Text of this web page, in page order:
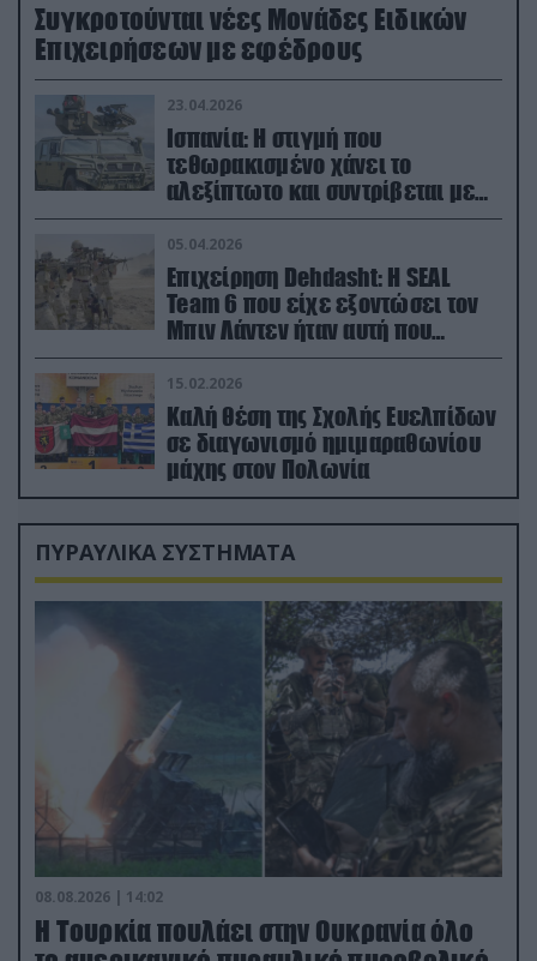
Συγκροτούνται νέες Μονάδες Ειδικών
Επιχειρήσεων με εφέδρους
23.04.2026
Ισπανία: Η στιγμή που
τεθωρακισμένο χάνει το
αλεξίπτωτο και συντρίβεται με
ορμή στο έδαφος (βίντεο)
05.04.2026
Επιχείρηση Dehdasht: Η SEAL
Team 6 που είχε εξοντώσει τον
Μπιν Λάντεν ήταν αυτή που
διέσωσε τον πιλότο του F-15
15.02.2026
Καλή θέση της Σχολής Ευελπίδων
σε διαγωνισμό ημιμαραθωνίου
μάχης στον Πολωνία
ΠΥΡΑΥΛΙΚΑ ΣΥΣΤΗΜΑΤΑ
08.08.2026 | 14:02
Η Τουρκία πουλάει στην Ουκρανία όλο